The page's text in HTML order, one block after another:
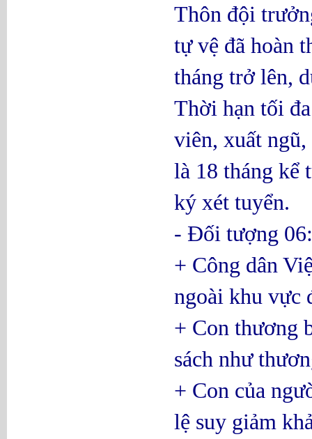
Thôn đội
tự vệ đã hoàn
tháng trở lên,
Thời hạn tối
viên, xuất
là 18 tháng kể
ký xét tuyển.
- Đối tượng 06:
+ Công dân
ngoài khu vực
+ Con thương
sách như
+ Con của
lệ suy giảm